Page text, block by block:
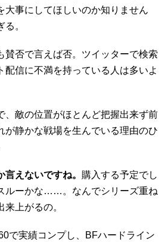
大事にしてほしいのか知りません
。
賛否で言えば否。ツイッターで検索
配信に不満を持っている人は多いよ
、敵の位置がほとんど把握出来ず前
が静かな戦場を生んでいる理由のひ
えないですね。 購入する予定でし
ルーかな……。なんでシリーズ重ね
上がるの。
で実績コンプし、BFハードライン